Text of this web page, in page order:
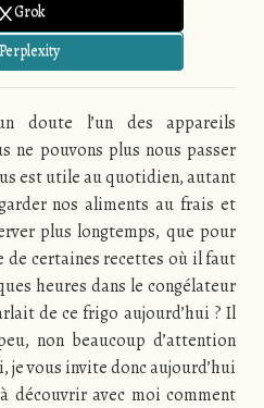
Grok
Perplexity
doute l’un des appareils
ne pouvons plus nous passer
est utile au quotidien, autant
nos aliments au frais et
plus longtemps, que pour
de certaines recettes où il faut
heures dans le congélateur
de ce frigo aujourd’hui ? Il
non beaucoup d’attention
je vous invite donc aujourd’hui
découvrir avec moi comment